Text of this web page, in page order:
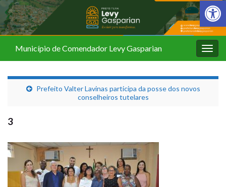
Barra de
Município de Comendador Levy Gasparian
Prefeito Valter Lavinas participa da posse dos novos
conselheiros tutelares
3